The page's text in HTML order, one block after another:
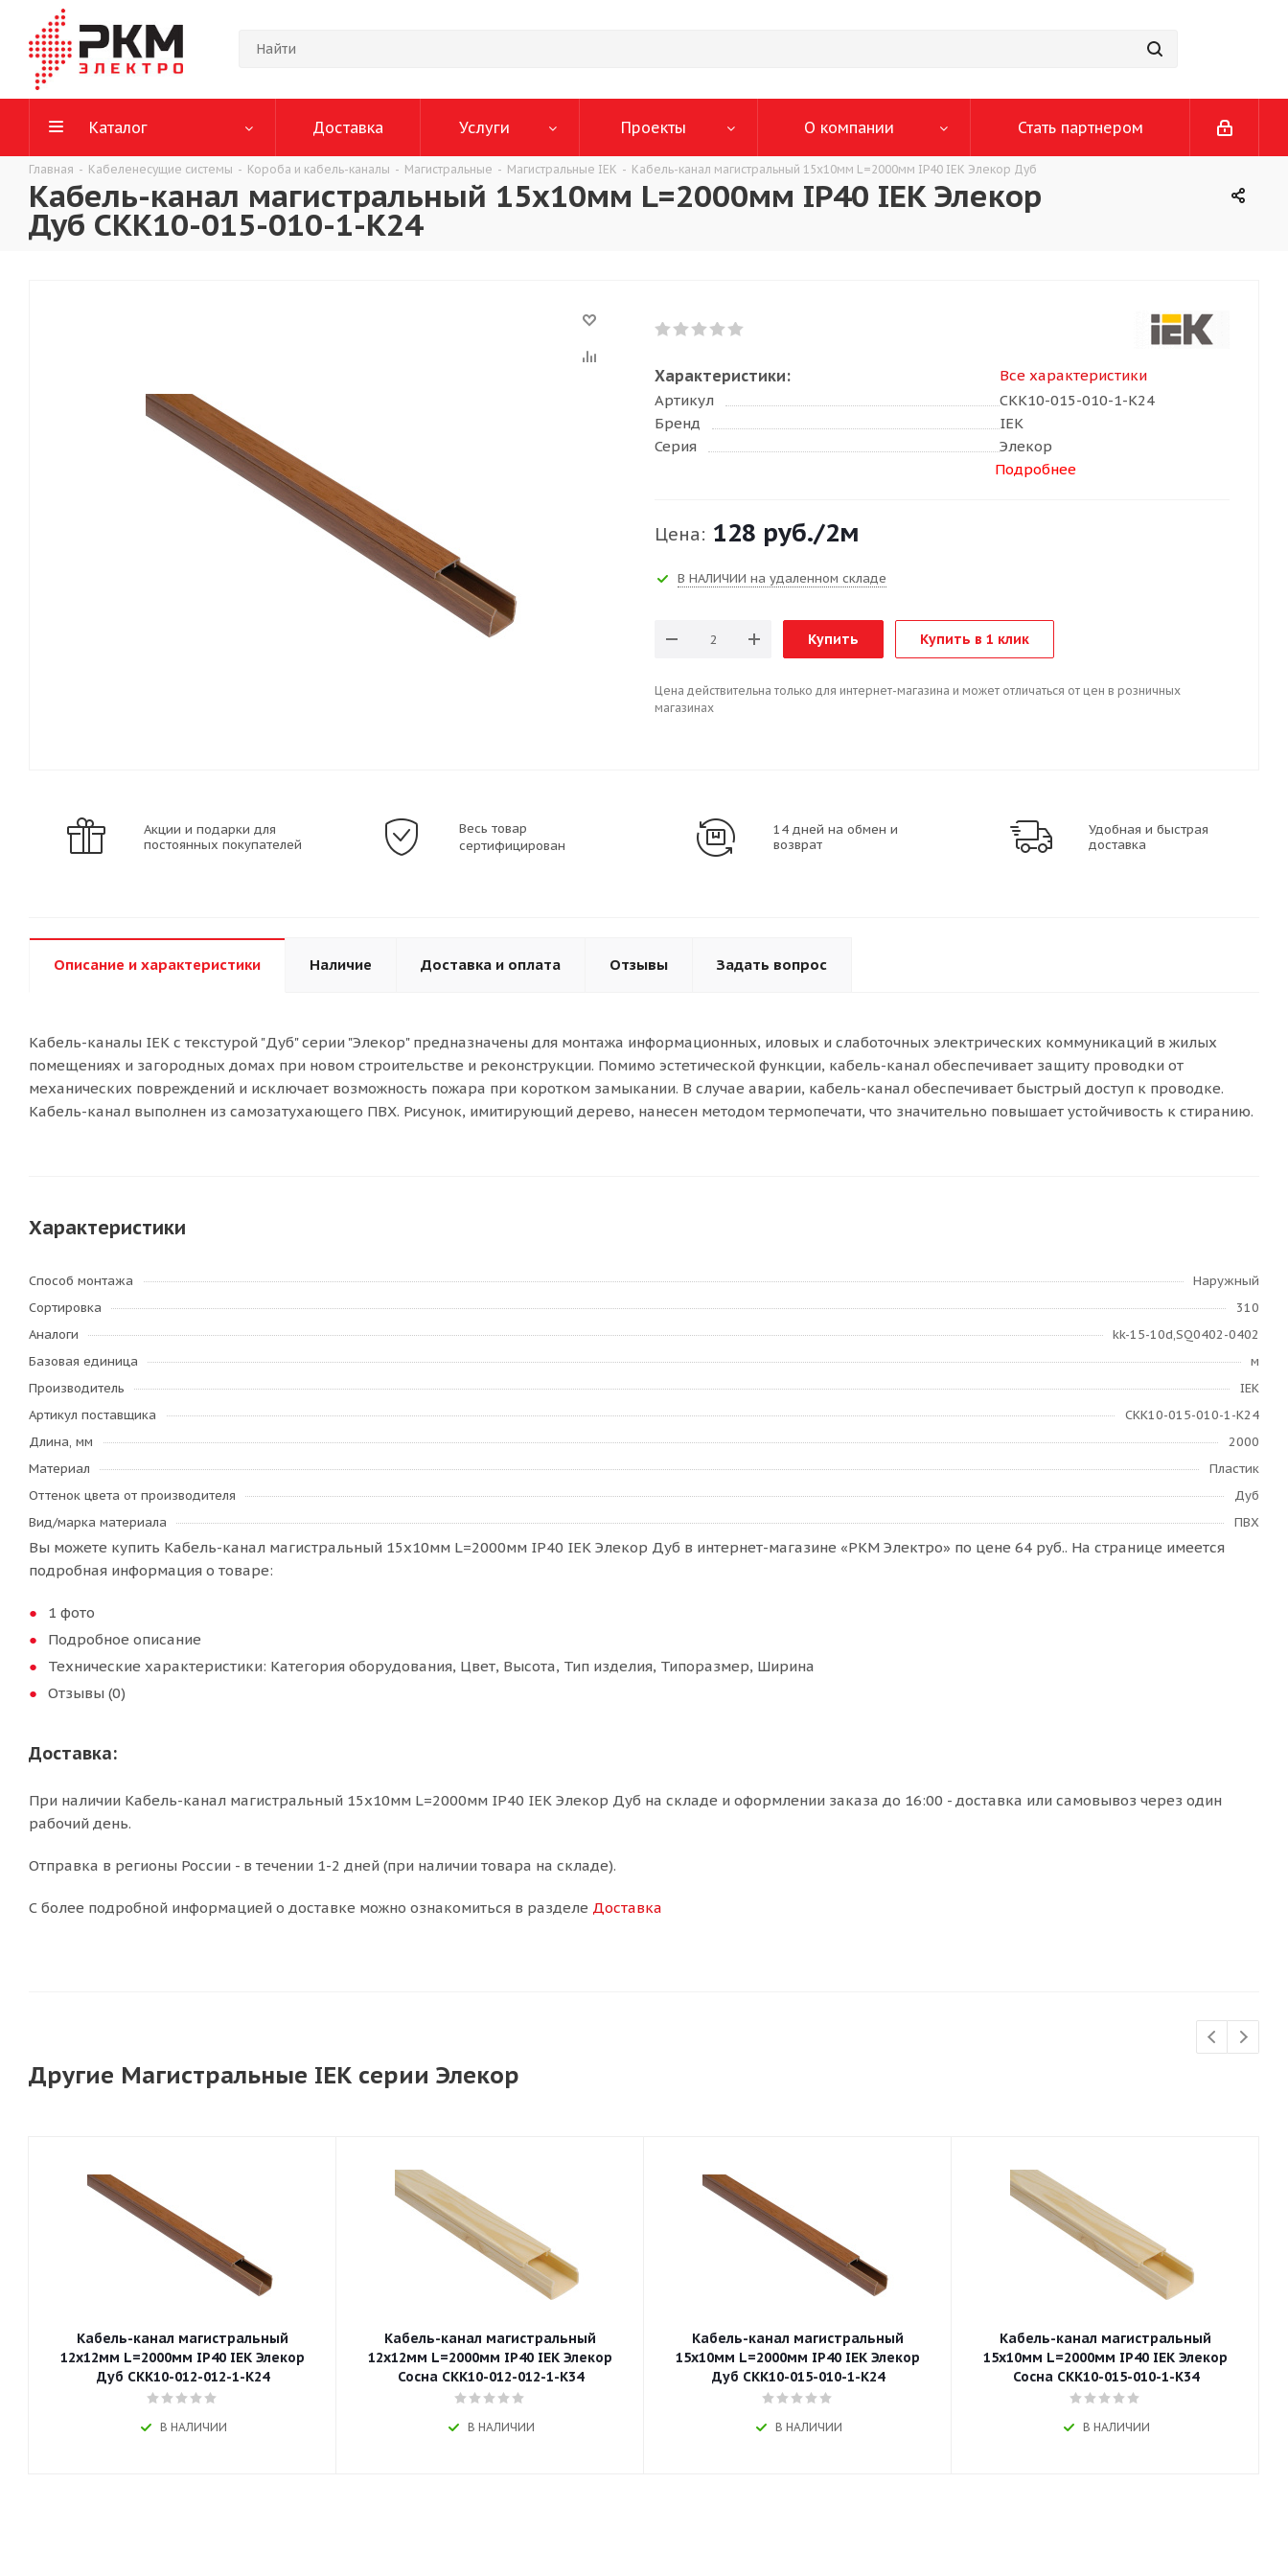
Каталог Доставка Услуги Проекты О компании Стать партнером
Главная - Кабеленесущие системы - Короба и кабель-каналы - Магистральные - Магистральные IEK - Кабель-канал магистральный 15х10мм L=2000мм IP40 IEK Элекор Дуб
Кабель-канал магистральный 15х10мм L=2000мм IP40 IEK Элекор
Дуб CKK10-015-010-1-K24
Характеристики:
Все характеристики
Артикул
CKK10-015-010-1-K24
Бренд
IEK
Серия
Элекор
Подробнее
Цена: 128 руб./2м
В НАЛИЧИИ на удаленном складе
Купить Купить в 1 клик
Цена действительна только для интернет-магазина и может отличаться от цен в розничных
магазинах
Акции и подарки для
постоянных покупателей
Весь товар
сертифицирован
14 дней на обмен и
возврат
Удобная и быстрая
доставка
Описание и характеристики Наличие Доставка и оплата Отзывы Задать вопрос
Кабель-каналы IEK с текстурой "Дуб" серии "Элекор" предназначены для монтажа информационных, иловых и слаботочных электрических коммуникаций в жилых
помещениях и загородных домах при новом строительстве и реконструкции. Помимо эстетической функции, кабель-канал обеспечивает защиту проводки от
механических повреждений и исключает возможность пожара при коротком замыкании. В случае аварии, кабель-канал обеспечивает быстрый доступ к проводке.
Кабель-канал выполнен из самозатухающего ПВХ. Рисунок, имитирующий дерево, нанесен методом термопечати, что значительно повышает устойчивость к стиранию.
Характеристики
Способ монтажа
Наружный
Сортировка
310
Аналоги
kk-15-10d,SQ0402-0402
Базовая единица
м
Производитель
IEK
Артикул поставщика
CKK10-015-010-1-K24
Длина, мм
2000
Материал
Пластик
Оттенок цвета от производителя
Дуб
Вид/марка материала
ПВХ
Вы можете купить Кабель-канал магистральный 15х10мм L=2000мм IP40 IEK Элекор Дуб в интернет-магазине «РКМ Электро» по цене 64 руб.. На странице имеется
подробная информация о товаре:
1 фото
Подробное описание
Технические характеристики: Категория оборудования, Цвет, Высота, Тип изделия, Типоразмер, Ширина
Отзывы (0)
Доставка:
При наличии Кабель-канал магистральный 15х10мм L=2000мм IP40 IEK Элекор Дуб на складе и оформлении заказа до 16:00 - доставка или самовывоз через один
рабочий день.
Отправка в регионы России - в течении 1-2 дней (при наличии товара на складе).
С более подробной информацией о доставке можно ознакомиться в разделе Доставка
Другие Магистральные IEK серии Элекор
Кабель-канал магистральный
12х12мм L=2000мм IP40 IEK Элекор
Дуб CKK10-012-012-1-K24
В НАЛИЧИИ
Кабель-канал магистральный
12х12мм L=2000мм IP40 IEK Элекор
Сосна CKK10-012-012-1-K34
В НАЛИЧИИ
Кабель-канал магистральный
15х10мм L=2000мм IP40 IEK Элекор
Дуб CKK10-015-010-1-K24
В НАЛИЧИИ
Кабель-канал магистральный
15х10мм L=2000мм IP40 IEK Элекор
Сосна CKK10-015-010-1-K34
В НАЛИЧИИ